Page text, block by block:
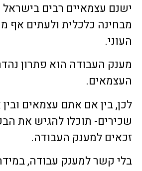
ישנם עצמאיים רבים
מבחינה כלכלית ולעתים אף
העוני.
מענק העבודה הוא פתרון
העצמאים.
לכן, בין אם אתם עצמאים
שכירים- תוכלו להגיש את
זכאים למענק העבודה.
בלי קשר למענק עבודה,